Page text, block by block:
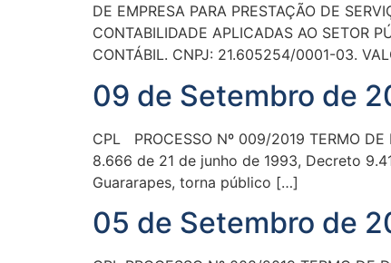
DE EMPRESA PARA PRESTAÇÃO DE
CONTABILIDADE APLICADAS AO SETOR
CONTÁBIL. CNPJ: 21.605254/0001-03.
09 de Setembro de
CPL PROCESSO Nº 009/2019 TERMO
8.666 de 21 de junho de 1993, Decreto
Guararapes, torna público […]
05 de Setembro de